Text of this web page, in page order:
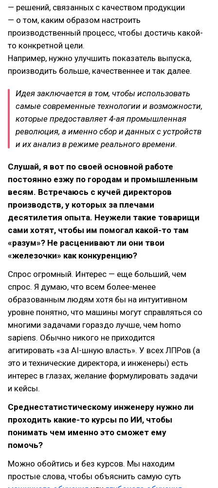
— решений, связанных с качеством продукции
— о том, каким образом настроить
производственный процесс, чтобы достичь какой-
то конкретной цели.
Например, нужно улучшить показатель выпуска,
производить больше, качественнее и так далее.
Идея заключается в том, чтобы использовать
самые современные технологии и возможности,
которые предоставляет 4-ая промышленная
революция, а именно сбор и данных с устройств
и их анализ в режиме реального времени.
Слушай, я вот по своей основной работе
постоянно езжу по городам и промышленным
весям. Встречаюсь с кучей директоров
производств, у которых за плечами
десятилетия опыта. Неужели такие товарищи
сами хотят, чтобы им помогал какой-то там
«разум»? Не расценивают ли они твои
«железочки» как конкуренцию?
Спрос огромный. Интерес — еще больший, чем
спрос. Я думаю, что всем более-менее
образованным людям хотя бы на интуитивном
уровне понятно, что машины могут справляться со
многими задачами гораздо лучше, чем homo
sapiens. Обычно никого не приходится
агитировать «за AI-шную власть». У всех ЛПРов (а
это и технические директора, и инженеры) есть
интерес в глазах, желание формулировать задачи
и кейсы.
Среднестатистическому инженеру нужно ли
проходить какие-то курсы по ИИ, чтобы
понимать чем именно это сможет ему
помочь?
Можно обойтись и без курсов. Мы находим
простые слова, чтобы объяснить самую суть